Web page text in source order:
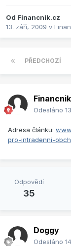
Od Financnik.cz
13. září, 2009 v
PŘEDCHOZÍ
Odesláno
Adresa článku:
pro-intradenni-
Odpovědí
35
Doggy
Odesláno